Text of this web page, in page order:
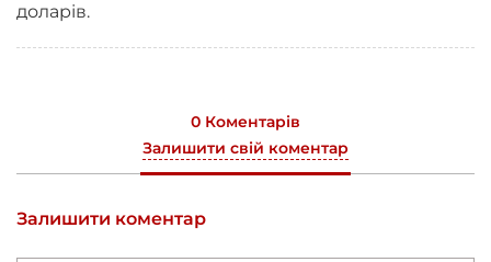
доларів.
0 Коментарів
Залишити свій коментар
Залишити коментар